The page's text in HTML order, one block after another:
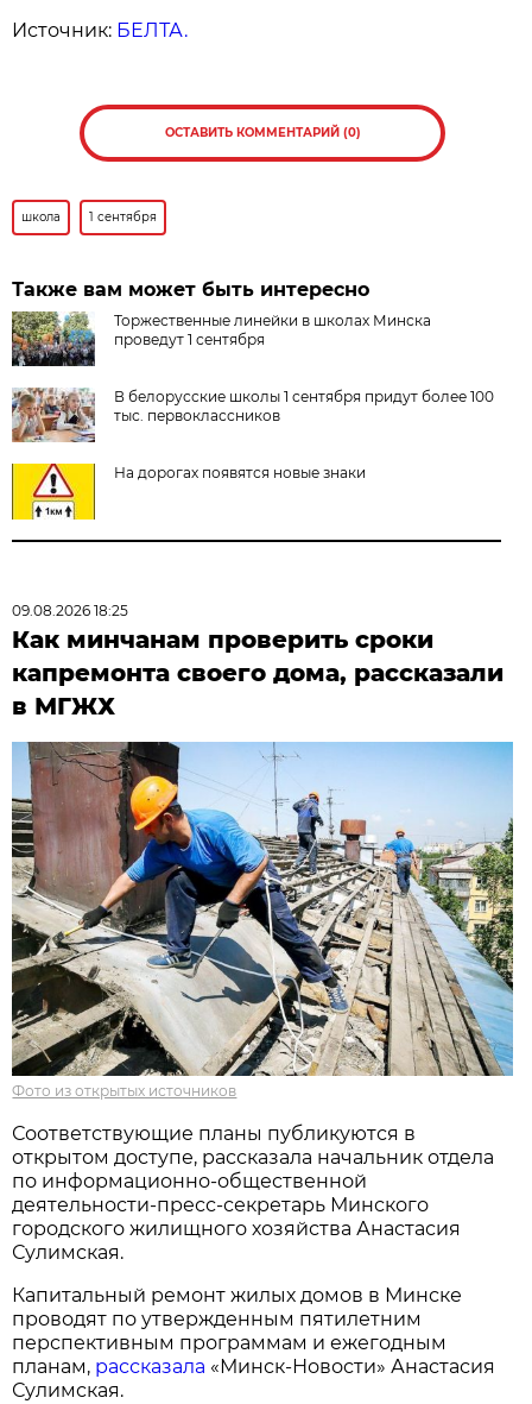
Источник: БЕЛТА.
ОСТАВИТЬ КОММЕНТАРИЙ (0)
школа 1 сентября
Также вам может быть интересно
Торжественные линейки в школах Минска
проведут 1 сентября
В белорусские школы 1 сентября придут более 100
тыс. первоклассников
На дорогах появятся новые знаки
09.08.2026 18:25
Как минчанам проверить сроки
капремонта своего дома, рассказали
в МГЖХ
Фото из открытых источников
Соответствующие планы публикуются в
открытом доступе, рассказала начальник отдела
по информационно-общественной
деятельности-пресс-секретарь Минского
городского жилищного хозяйства Анастасия
Сулимская.
Капитальный ремонт жилых домов в Минске
проводят по утвержденным пятилетним
перспективным программам и ежегодным
планам, рассказала «Минск-Новости» Анастасия
Сулимская.